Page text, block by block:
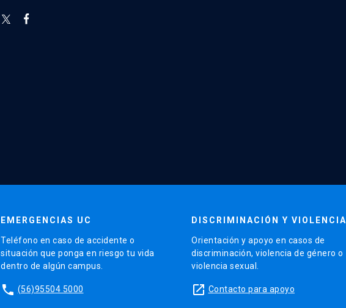
EMERGENCIAS UC
Teléfono en caso de accidente o
situación que ponga en riesgo tu vida
dentro de algún campus.
phone (56)95504 5000
DISCRIMINACIÓN Y VIOLENCIA
Orientación y apoyo en casos de
discriminación, violencia de género o
violencia sexual.
launch Contacto para apoyo